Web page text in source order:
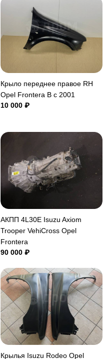
Крыло переднее правое RH
Opel Frontera B c 2001
10 000 ₽
АКПП 4L30E Isuzu Axiom
Trooper VehiCross Opel
Frontera
90 000 ₽
Крылья Isuzu Rodeo Opel